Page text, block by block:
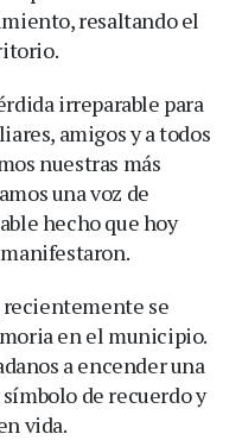
resaltando el
irreparable para
amigos y a todos
nuestras más
una voz de
hecho que hoy
recientemente se
en el municipio.
a encender una
de recuerdo y
vida.